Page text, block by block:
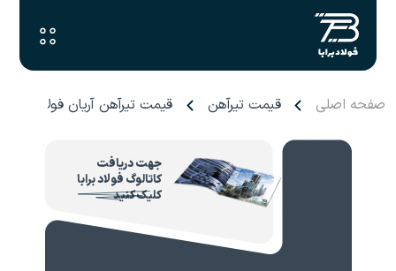
صفحه اصلی قیمت تیرآهن قیمت تیرآهن آریان فولاد
جهت دریافت
کاتالوگ فولاد برابا
کلیک کنید